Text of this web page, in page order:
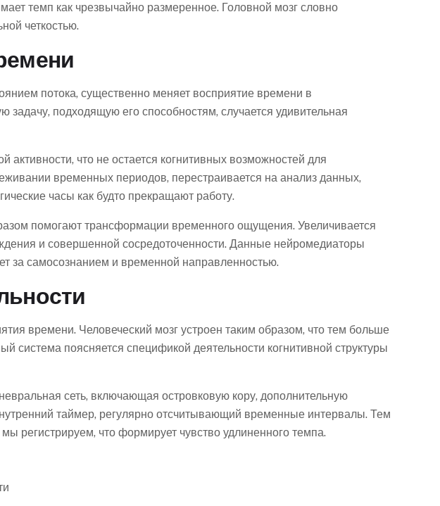
темп как чрезвычайно размеренное. Головной мозг словно
четкостью.
потока, существенно меняет восприятие времени в
задачу, подходящую его способностям, случается удивительная
что не остается когнитивных возможностей для
временных периодов, перестраивается на анализ данных,
часы как будто прекращают работу.
помогают трансформации временного ощущения. Увеличивается
и совершенной сосредоточенности. Данные нейромедиаторы
за самосознанием и временной направленностью.
времени. Человеческий мозг устроен таким образом, что тем больше
поясняется спецификой деятельности когнитивной структуры
сеть, включающая островковую кору, дополнительную
таймер, регулярно отсчитывающий временные интервалы. Тем
регистрируем, что формирует чувство удлиненного темпа.